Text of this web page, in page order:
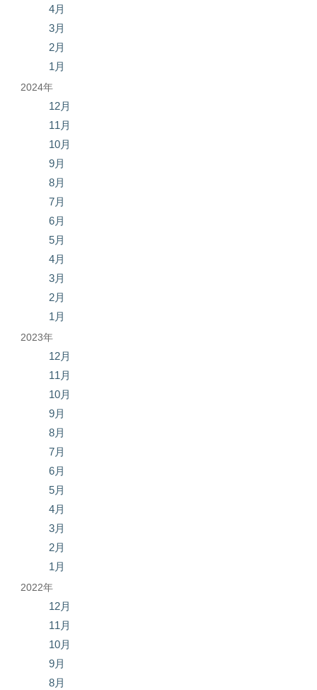
4月
3月
2月
1月
2024年
12月
11月
10月
9月
8月
7月
6月
5月
4月
3月
2月
1月
2023年
12月
11月
10月
9月
8月
7月
6月
5月
4月
3月
2月
1月
2022年
12月
11月
10月
9月
8月